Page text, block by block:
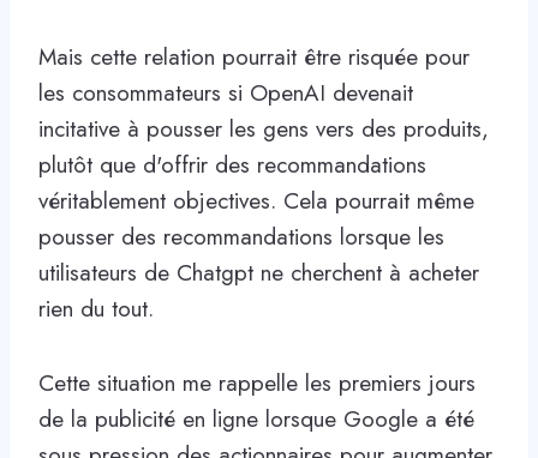
Mais cette relation pourrait être risquée pour
les consommateurs si OpenAI devenait
incitative à pousser les gens vers des produits,
plutôt que d'offrir des recommandations
véritablement objectives. Cela pourrait même
pousser des recommandations lorsque les
utilisateurs de Chatgpt ne cherchent à acheter
rien du tout.
Cette situation me rappelle les premiers jours
de la publicité en ligne lorsque Google a été